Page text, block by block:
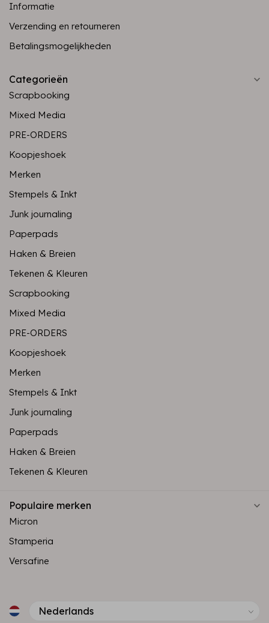
Informatie
Verzending en retourneren
Betalingsmogelijkheden
Categorieën
Scrapbooking
Mixed Media
PRE-ORDERS
Koopjeshoek
Merken
Stempels & Inkt
Junk journaling
Paperpads
Haken & Breien
Tekenen & Kleuren
Scrapbooking
Mixed Media
PRE-ORDERS
Koopjeshoek
Merken
Stempels & Inkt
Junk journaling
Paperpads
Haken & Breien
Tekenen & Kleuren
Populaire merken
Micron
Stamperia
Versafine